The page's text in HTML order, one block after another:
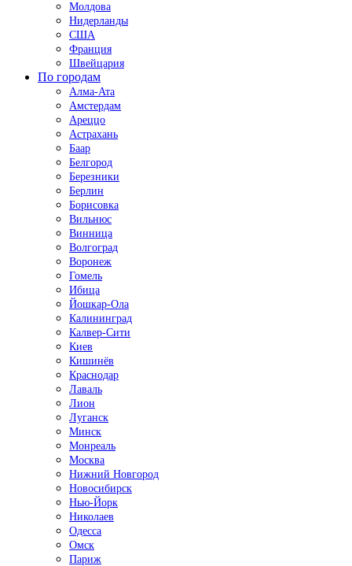
Молдова
Нидерланды
США
Франция
Швейцария
По городам
Алма-Ата
Амстердам
Ареццо
Астрахань
Баар
Белгород
Березники
Берлин
Борисовка
Вильнюс
Винница
Волгоград
Воронеж
Гомель
Ибица
Йошкар-Ола
Калининград
Калвер-Сити
Киев
Кишинёв
Краснодар
Лаваль
Лион
Луганск
Минск
Монреаль
Москва
Нижний Новгород
Новосибирск
Нью-Йорк
Николаев
Одесса
Омск
Париж